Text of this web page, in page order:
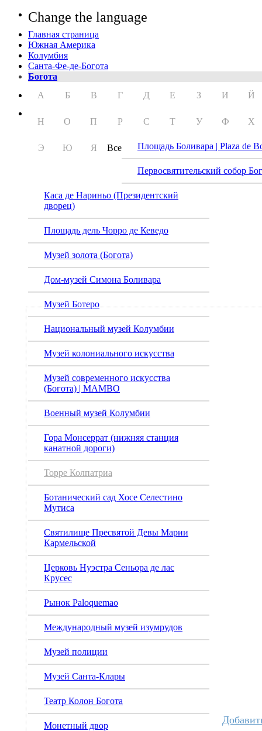
Change the language
Главная страница
Южная Америка
Колумбия
Санта-Фе-де-Богота
Богота
А
Б В Г Д Е З И Й
Н О П Р С Т У Ф Х
Э Ю Я Все Площадь Боливара | Plaza de
Первосвятительский собор
Каса де Нариньо (Президентский
дворец)
Площадь дель Чорро де Кеведо
Музей золота (Богота)
Дом-музей Симона Боливара
Музей Ботеро
Национальный музей Колумбии
Музей колониального искусства
Музей современного искусства
(Богота) | MAMBO
Военный музей Колумбии
Гора Монсеррат (нижняя станция
канатной дороги)
Торре Колпатриа
Ботанический сад Хосе Селестино
Мутиса
Святилище Пресвятой Девы Марии
Кармельской
Церковь Нуэстра Сеньора де лас
Крусес
Рынок Paloquemao
Международный музей изумрудов
Музей полиции
Музей Санта-Клары
Театр Колон Богота
Монетный двор